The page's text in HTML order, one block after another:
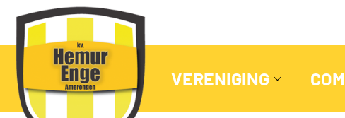
VERENIGING